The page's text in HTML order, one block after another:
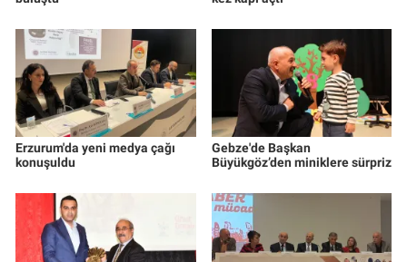
Erzurum'da yeni medya çağı
konuşuldu
Gebze'de Başkan
Büyükgöz’den miniklere sürpriz